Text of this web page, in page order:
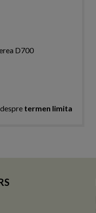
D700
termen limita